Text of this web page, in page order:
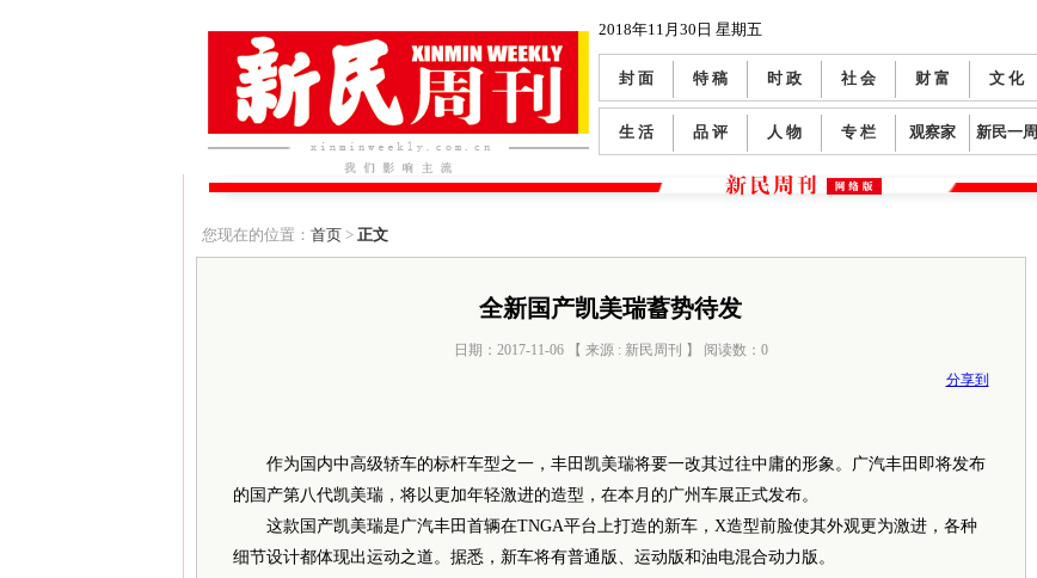
2018年11月30日 星期五
封 面 特 稿 时 政 社 会 财 富 文 化
生 活 品 评 人 物 专 栏 观察家 新民一周
您现在的位置： 首页> 正文
全新国产凯美瑞蓄势待发
日期：2017-11-06 【 来源 : 新民周刊 】 阅读数： 0
分享到
作为国内中高级轿车的标杆车型之一，丰田凯美瑞将要一改其过往中庸的形象。广汽丰田即将发布
的国产第八代凯美瑞，将以更加年轻激进的造型，在本月的广州车展正式发布。
这款国产凯美瑞是广汽丰田首辆在TNGA平台上打造的新车，X造型前脸使其外观更为激进，各种
细节设计都体现出运动之道。据悉，新车将有普通版、运动版和油电混合动力版。